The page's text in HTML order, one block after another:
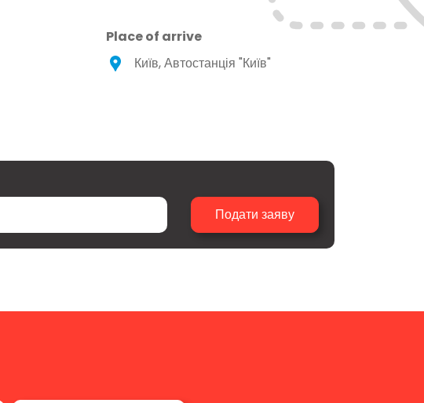
Place of arrive
Київ, Автостанція "Київ"